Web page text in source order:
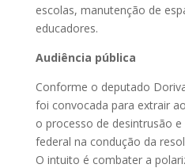
escolas, manutenção de
educadores.
Audiência pública
Conforme o deputado
foi convocada para extrair
o processo de desintrusão
federal na condução da
O intuito é combater a